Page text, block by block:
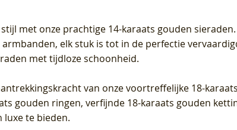
met onze prachtige 14-karaats gouden
elk stuk is tot in de perfectie
met tijdloze schoonheid.
van onze voortreffelijke 18-
gouden ringen, verfijnde 18-karaats gouden
luxe te bieden.